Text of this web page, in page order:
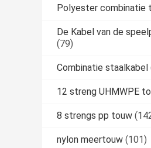
Polyester combinatie
De Kabel van de
(79)
Combinatie staalkabel
12 streng UHMWPE
8 strengs pp touw
nylon meertouw (101)